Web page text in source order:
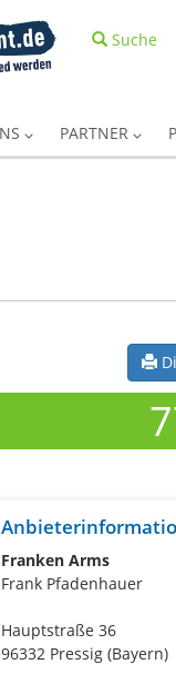
Suche
PARTNER
Franken Arms
Frank Pfadenhauer
Hauptstraße 36
96332 Pressig (Bayern)